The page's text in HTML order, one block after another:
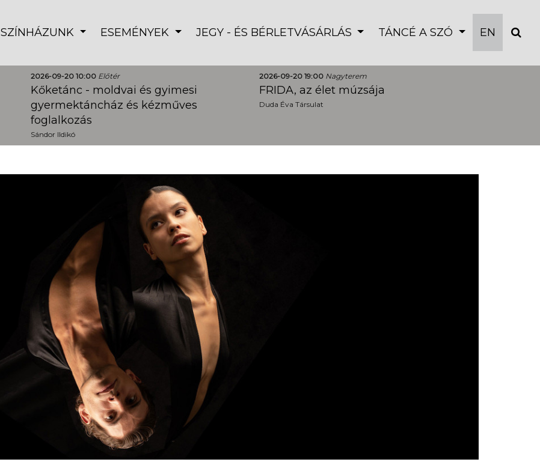
SZÍNHÁZUNK ESEMÉNYEK JEGY - ÉS BÉRLETVÁSÁRLÁS TÁNCÉ A SZÓ EN
2026-09-20 10:00 Előtér
Kőketánc - moldvai és gyimesi
gyermektáncház és kézműves
foglalkozás
Sándor Ildikó
2026-09-20 19:00 Nagyterem
FRIDA, az élet múzsája
Duda Éva Társulat